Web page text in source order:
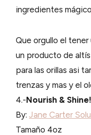
ingredientes
Que orgullo el
un producto de
para las orillas asi
trenzas y mas y el
4.-Nourish & Shine!
By: Jane Carter
Tamaño 4oz